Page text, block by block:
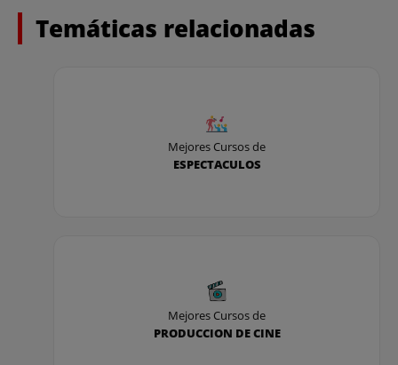
Temáticas relacionadas
Mejores Cursos de
ESPECTACULOS
Mejores Cursos de
PRODUCCION DE CINE